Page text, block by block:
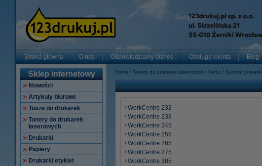
Strona główna O nas Odpowiedzialny biznes Obsługa klienta Blog
Sklep internetowy
Nowości
Artykuły biurowe
Tusze do drukarek
Tonery do drukarek
laserowych
Drukarki
Papiery
Drukarki etykiet
Home Tonery do drukarek laserowych Xerox Symbol drukarki
WorkCentre 232
WorkCentre 238
WorkCentre 245
WorkCentre 255
WorkCentre 265
WorkCentre 275
WorkCentre 385